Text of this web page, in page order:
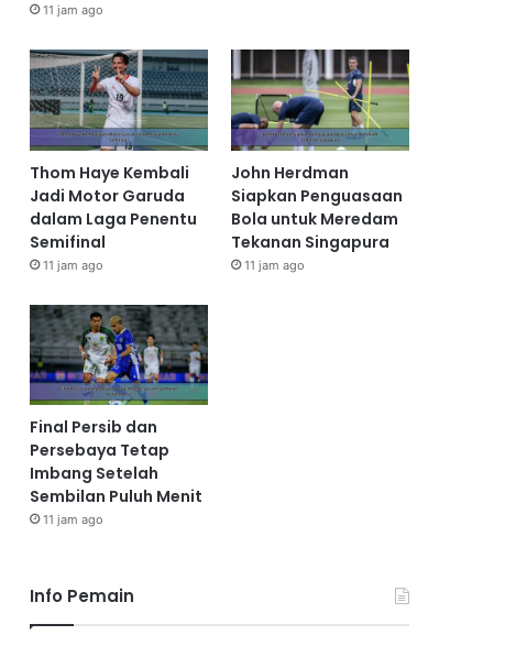
11 jam ago
Thom Haye Kembali
Jadi Motor Garuda
dalam Laga Penentu
Semifinal
11 jam ago
John Herdman
Siapkan Penguasaan
Bola untuk Meredam
Tekanan Singapura
11 jam ago
Final Persib dan
Persebaya Tetap
Imbang Setelah
Sembilan Puluh Menit
11 jam ago
Info Pemain